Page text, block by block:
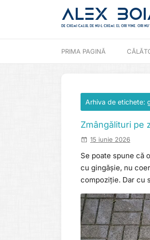
Alex
De chemi calul de nu-l chemi, el ori vine. ori nu
PRIMA PAGINĂ
Arhiva de etichete:
Zmângălituri pe
15 iunie 2026
Se poate spune că
cu gingășie, nu
compoziție. Dar cu